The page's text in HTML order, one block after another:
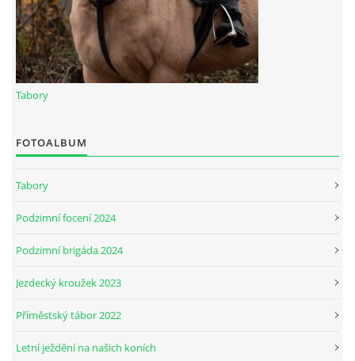
JARNÍ BRIGÁDA SE ODKLÁDÁ.
PÁTEČNÍ KROUŽEK " ŠKOLA JEZDECTVÍ " BUDE ZAHÁJEN
PODZIMNÍ BRIGÁDA 9.11.2024
ČLENOVÉ JK CABALLERO Z RYCHVALDU
PODZIMNÍ BRIGÁDA 4.10.2025
Tabory
FOTOALBUM
Tabory
Podzimní focení 2024
Podzimní brigáda 2024
Jezdecký kroužek 2023
Příměstský tábor 2022
Letní ježdění na našich koních